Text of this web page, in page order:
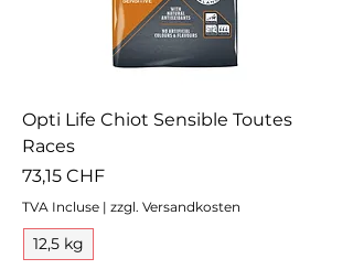
Opti Life Chiot Sensible Toutes
Races
Prix
73,15 CHF
TVA Incluse | zzgl. Versandkosten
12,5 kg